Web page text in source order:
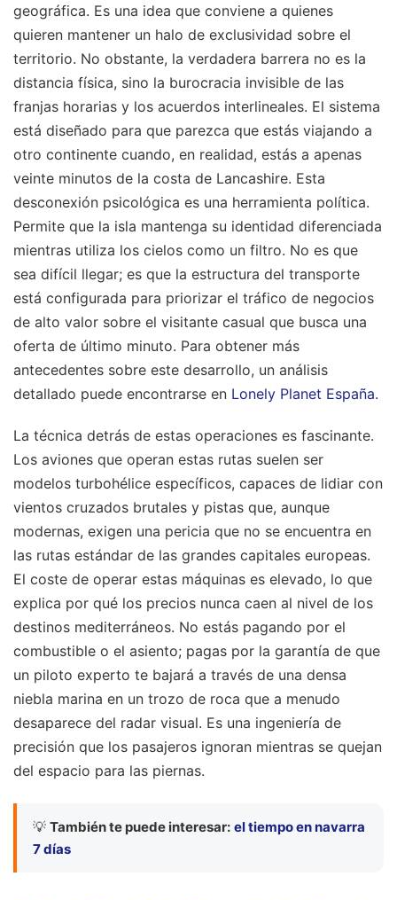
geográfica. Es una idea que conviene a quienes
quieren mantener un halo de exclusividad sobre el
territorio. No obstante, la verdadera barrera no es la
distancia física, sino la burocracia invisible de las
franjas horarias y los acuerdos interlineales. El sistema
está diseñado para que parezca que estás viajando a
otro continente cuando, en realidad, estás a apenas
veinte minutos de la costa de Lancashire. Esta
desconexión psicológica es una herramienta política.
Permite que la isla mantenga su identidad diferenciada
mientras utiliza los cielos como un filtro. No es que
sea difícil llegar; es que la estructura del transporte
está configurada para priorizar el tráfico de negocios
de alto valor sobre el visitante casual que busca una
oferta de último minuto. Para obtener más
antecedentes sobre este desarrollo, un análisis
detallado puede encontrarse en Lonely Planet España.
La técnica detrás de estas operaciones es fascinante.
Los aviones que operan estas rutas suelen ser
modelos turbohélice específicos, capaces de lidiar con
vientos cruzados brutales y pistas que, aunque
modernas, exigen una pericia que no se encuentra en
las rutas estándar de las grandes capitales europeas.
El coste de operar estas máquinas es elevado, lo que
explica por qué los precios nunca caen al nivel de los
destinos mediterráneos. No estás pagando por el
combustible o el asiento; pagas por la garantía de que
un piloto experto te bajará a través de una densa
niebla marina en un trozo de roca que a menudo
desaparece del radar visual. Es una ingeniería de
precisión que los pasajeros ignoran mientras se quejan
del espacio para las piernas.
💡 También te puede interesar: el tiempo en navarra
7 días